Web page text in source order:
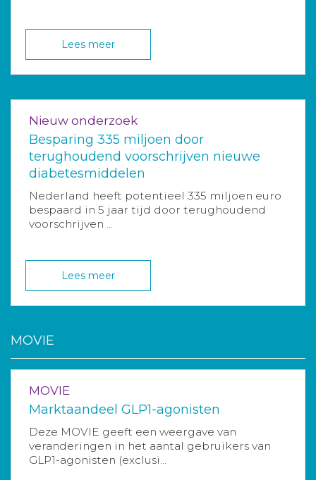
Lees meer
Nieuw onderzoek
Besparing 335 miljoen door
terughoudend voorschrijven nieuwe
diabetesmiddelen
Nederland heeft potentieel 335 miljoen euro
bespaard in 5 jaar tijd door terughoudend
voorschrijven ...
Lees meer
MOVIE
MOVIE
Marktaandeel GLP1-agonisten
Deze MOVIE geeft een weergave van
veranderingen in het aantal gebruikers van
GLP1-agonisten (exclusi...